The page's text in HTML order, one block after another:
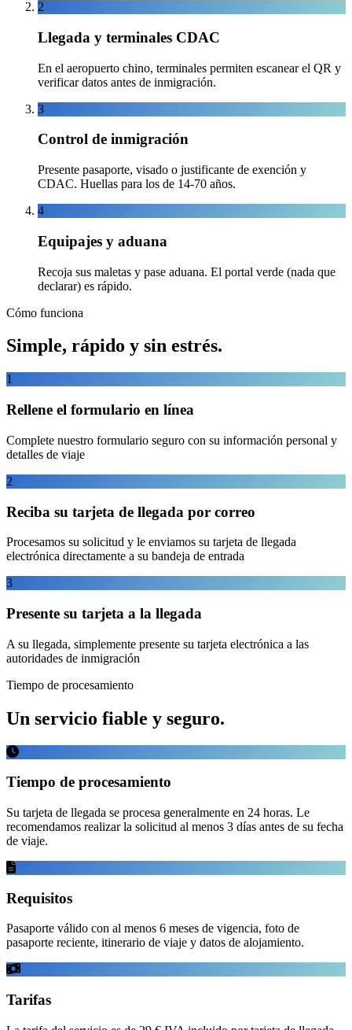
2
Llegada y terminales CDAC
En el aeropuerto chino, terminales permiten escanear el QR y
verificar datos antes de inmigración.
3
Control de inmigración
Presente pasaporte, visado o justificante de exención y
CDAC. Huellas para los de 14-70 años.
4
Equipajes y aduana
Recoja sus maletas y pase aduana. El portal verde (nada que
declarar) es rápido.
Cómo funciona
Simple, rápido y sin estrés.
1
Rellene el formulario en línea
Complete nuestro formulario seguro con su información personal y
detalles de viaje
2
Reciba su tarjeta de llegada por correo
Procesamos su solicitud y le enviamos su tarjeta de llegada
electrónica directamente a su bandeja de entrada
3
Presente su tarjeta a la llegada
A su llegada, simplemente presente su tarjeta electrónica a las
autoridades de inmigración
Tiempo de procesamiento
Un servicio fiable y seguro.
Tiempo de procesamiento
Su tarjeta de llegada se procesa generalmente en 24 horas. Le
recomendamos realizar la solicitud al menos 3 días antes de su fecha
de viaje.
Requisitos
Pasaporte válido con al menos 6 meses de vigencia, foto de
pasaporte reciente, itinerario de viaje y datos de alojamiento.
Tarifas